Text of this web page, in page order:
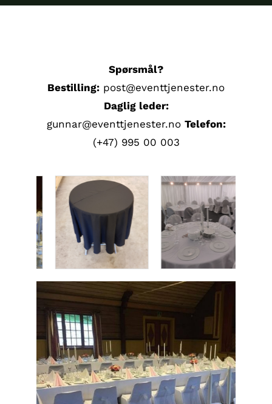
Spørsmål?
Bestilling: post@eventtjenester.no
Daglig leder:
gunnar@eventtjenester.no Telefon:
(+47) 995 00 003
DETALJER